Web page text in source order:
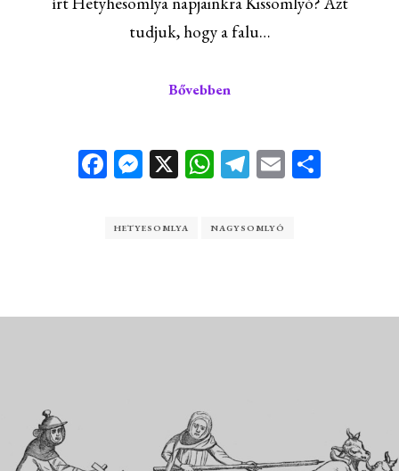
tudjuk, hogy a falu…
Bővebben
Facebook
Messenger
X WhatsApp
Telegram
Email
HETYESOMLYA NAGYSOMLYÓ